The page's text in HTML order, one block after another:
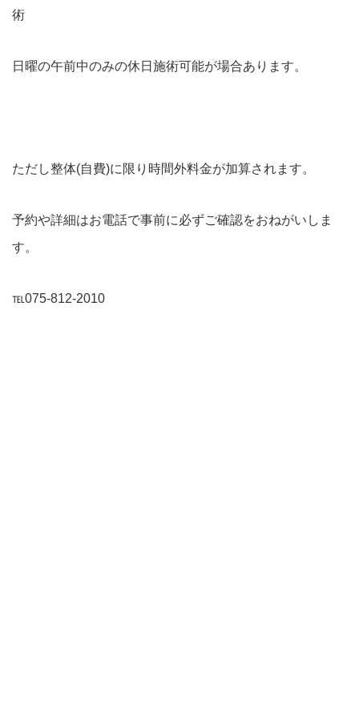
術
日曜の午前中のみの休日施術可能が場合あります。
ただし整体(自費)に限り時間外料金が加算されます。
予約や詳細はお電話で事前に必ずご確認をおねがいしま
す。
℡075-812-2010